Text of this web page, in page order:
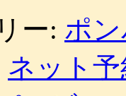
ー: ポ
ネット予